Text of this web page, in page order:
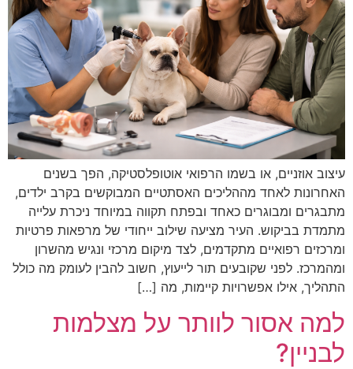
עיצוב אוזניים, או בשמו הרפואי אוטופלסטיקה, הפך בשנים
האחרונות לאחד מההליכים האסתטיים המבוקשים בקרב ילדים,
מתבגרים ומבוגרים כאחד ובפתח תקווה במיוחד ניכרת עלייה
מתמדת בביקוש. העיר מציעה שילוב ייחודי של מרפאות פרטיות
ומרכזים רפואיים מתקדמים, לצד מיקום מרכזי ונגיש מהשרון
ומהמרכז. לפני שקובעים תור לייעוץ, חשוב להבין לעומק מה כולל
התהליך, אילו אפשרויות קיימות, מה […]
למה אסור לוותר על מצלמות
לבניין?